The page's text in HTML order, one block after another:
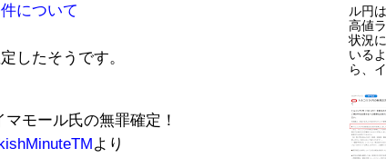
について
したそうです。
モール氏の無罪確定！
より
ル円
高値
状況
いる
ら、